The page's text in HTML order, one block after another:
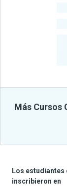
Más Cursos
Los
inscribieron en